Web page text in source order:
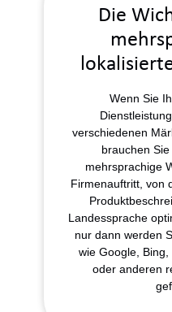
Die
Wenn Sie
verschiedenen
brauchen
mehrsprachige
Firmenauftritt, von
Landessprache
nur dann werden
wie Google, Bing,
oder anderen